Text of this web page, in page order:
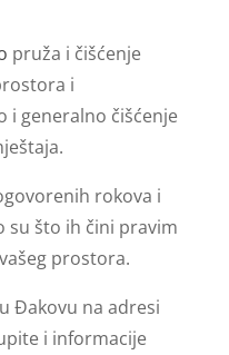
pruža i čišćenje
i
i generalno čišćenje
rokova i
su što ih čini pravim
prostora.
Đakovu na adresi
i informacije